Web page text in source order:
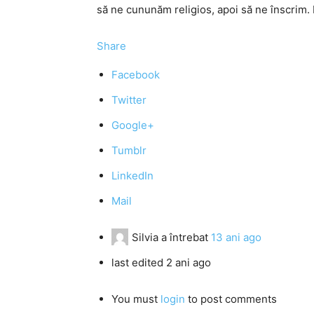
să ne cununăm religios, apoi să ne înscrim.
Share
Facebook
Twitter
Google+
Tumblr
LinkedIn
Mail
Silvia a întrebat 13 ani ago
last edited 2 ani ago
You must login to post comments